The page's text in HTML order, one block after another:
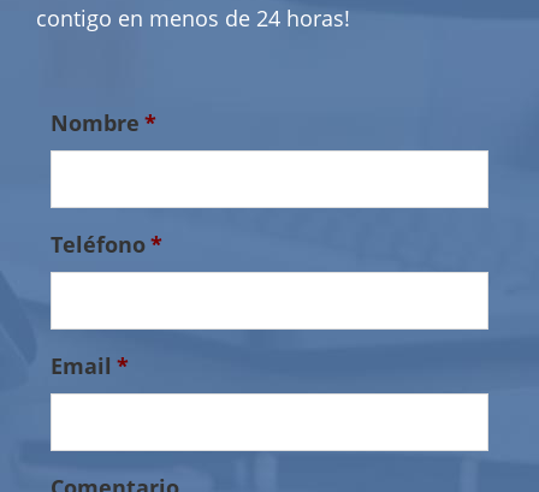
contigo en menos de 24 horas!
Nombre *
Teléfono*
Email *